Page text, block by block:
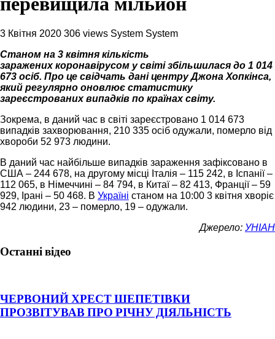
3 Квітня 2020 306 views System System
Станом на 3 квітня кількість
заражених коронавірусом у світі збільшилася до 1 014
673 осіб. Про це свідчать дані центру Джона Хопкінса,
який регулярно оновлює статистику
зареєстрованих випадків по країнах світу.
Зокрема, в даний час в світі зареєстровано 1 014 673
випадків захворювання, 210 335 осіб одужали, померло від
хвороби 52 973 людини.
В даний час найбільше випадків зараження зафіксовано в
США – 244 678, на другому місці Італія – 115 242, в Іспанії –
112 065, в Німеччині – 84 794, в Китаї – 82 413, Франції – 59
929, Ірані – 50 468. В Україні станом на 10:00 3 квітня хворіє
942 людини, 23 – померло, 19 – одужали.
Джерело: УНІАН
Останні відео
ЧЕРВОНИЙ ХРЕСТ ШЕПЕТІВКИ
ПРОЗВІТУВАВ ПРО РІЧНУ ДІЯЛЬНІСТЬ